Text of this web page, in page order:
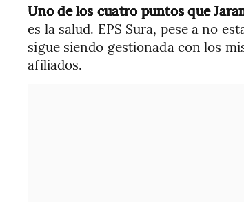
Uno de los cuatro puntos que
es la salud. EPS Sura, pese a no
sigue siendo gestionada con los
afiliados.